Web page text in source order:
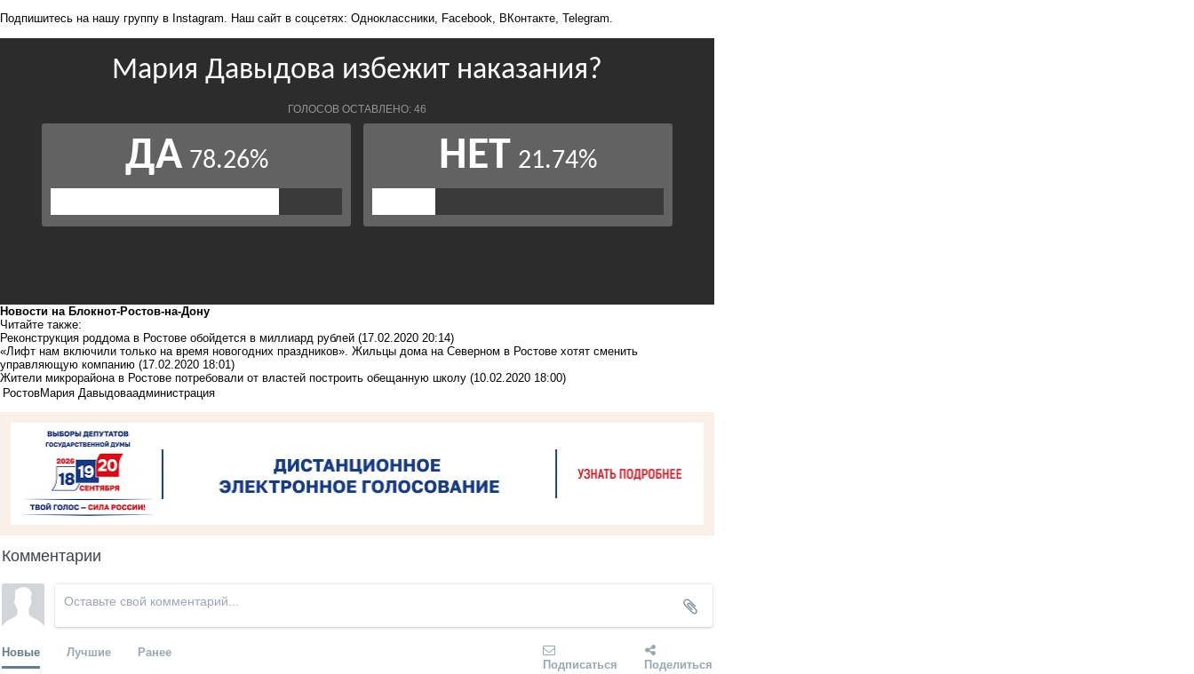
Подпишитесь на нашу группу в Instagram. Наш сайт в соцсетях: Одноклассники, Facebook, ВКонтакте, Telegram.
Новости на Блoкнoт-Ростов-на-Дону
Читайте также:
Реконструкция роддома в Ростове обойдется в миллиард рублей (17.02.2020 20:14)
«Лифт нам включили только на время новогодних праздников». Жильцы дома на Северном в Ростове хотят сменить
управляющую компанию (17.02.2020 18:01)
Жители микрорайона в Ростове потребовали от властей построить обещанную школу (10.02.2020 18:00)
РостовМария Давыдоваадминистрация
Комментарии
Новые Лучшие Ранее
Подписаться Поделиться